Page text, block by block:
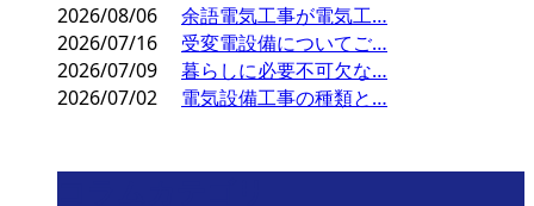
2026/08/06
余語電気工事が電気工…
2026/07/16
受変電設備についてご…
2026/07/09
暮らしに必要不可欠な…
2026/07/02
電気設備工事の種類と…